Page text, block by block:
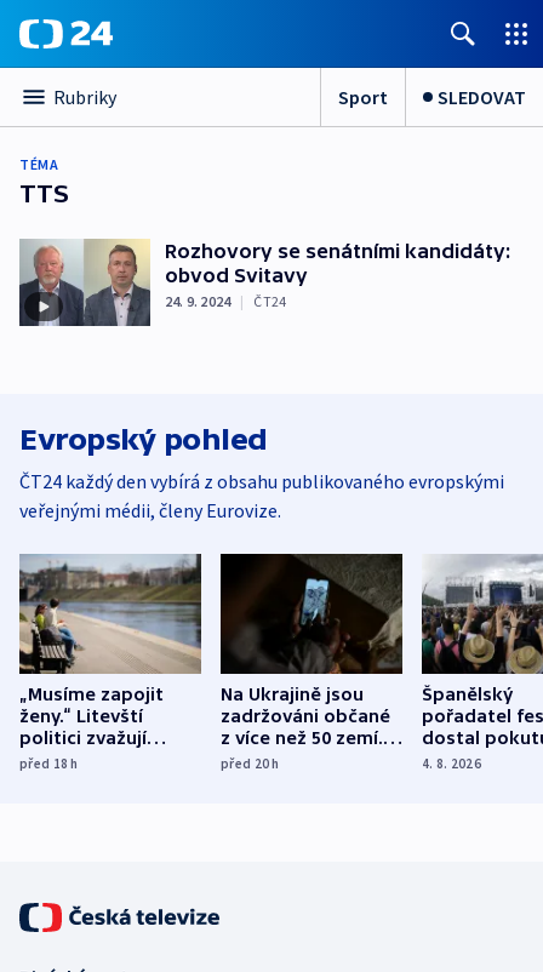
Rubriky Sport SLEDOVAT
TÉMA
TTS
Rozhovory se senátními kandidáty:
obvod Svitavy
24. 9. 2024 | ČT24
Evropský pohled
ČT24 každý den vybírá z obsahu publikovaného evropskými
veřejnými médii, členy Eurovize.
„Musíme zapojit
ženy.“ Litevští
politici zvažují
dohodu o
před 18h
Na Ukrajině jsou
zadržováni občané
z více než 50 zemí.
Bojovali na straně
před 20h
Španělský
pořadatel
dostal
nekalé
4. 8. 2026